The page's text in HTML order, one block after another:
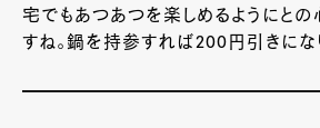
宅でもあつあつを楽しめるようにと
すね。鍋を持参すれば200 円引きにな